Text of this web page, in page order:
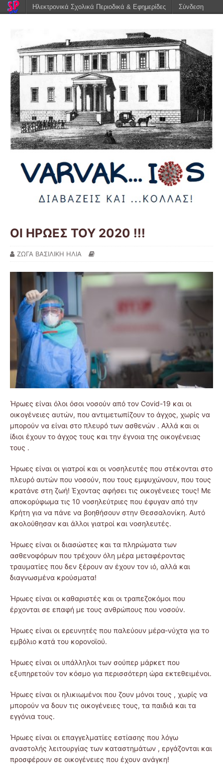
ΟΙ ΗΡΩΕΣ ΤΟΥ 2020 !!!
ΖΩΓΑ ΒΑΣΙΛΙΚΗ ΗΛΙΑ
Ήρωες είναι όλοι όσοι νοσούν από τον Covid-19 και οι
οικογένειες αυτών, που αντιμετωπίζουν το άγχος, χωρίς να
μπορούν να είναι στο πλευρό των ασθενών . Αλλά και οι
ίδιοι έχουν το άγχος τους και την έγνοια της οικογένειας
τους .
Ήρωες είναι οι γιατροί και οι νοσηλευτές που στέκονται στο
πλευρό αυτών που νοσούν, που τους εμψυχώνουν, που τους
κρατάνε στη ζωή! Έχοντας αφήσει τις οικογένειες τους! Με
αποκορύφωμα τις 10 νοσηλεύτριες που έφυγαν από την
Κρήτη για να πάνε να βοηθήσουν στην Θεσσαλονίκη. Αυτό
ακολούθησαν και άλλοι γιατροί και νοσηλευτές.
Ήρωες είναι οι διασώστες και τα πληρώματα των
ασθενοφόρων που τρέχουν όλη μέρα μεταφέροντας
τραυματίες που δεν ξέρουν αν έχουν τον ιό, αλλά και
διαγνωσμένα κρούσματα!
Ήρωες είναι οι καθαριστές και οι τραπεζοκόμοι που
έρχονται σε επαφή με τους ανθρώπους που νοσούν.
Ήρωες είναι οι ερευνητές που παλεύουν μέρα-νύχτα για το
εμβόλιο κατά του κορονοϊού.
Ήρωες είναι οι υπάλληλοι των σούπερ μάρκετ που
εξυπηρετούν τον κόσμο για περισσότερη ώρα εκτεθειμένοι.
Ήρωες είναι οι ηλικιωμένοι που ζουν μόνοι τους , χωρίς να
μπορούν να δουν τις οικογένειες τους, τα παιδιά και τα
εγγόνια τους.
Ήρωες είναι οι επαγγελματίες εστίασης που λόγω
αναστολής λειτουργίας των καταστημάτων , εργάζονται και
προσφέρουν σε οικογένειες που έχουν ανάγκη!
Ηλεκτρονικά Σχολικά Περιοδικά & Εφημερίδες Σύνδεση